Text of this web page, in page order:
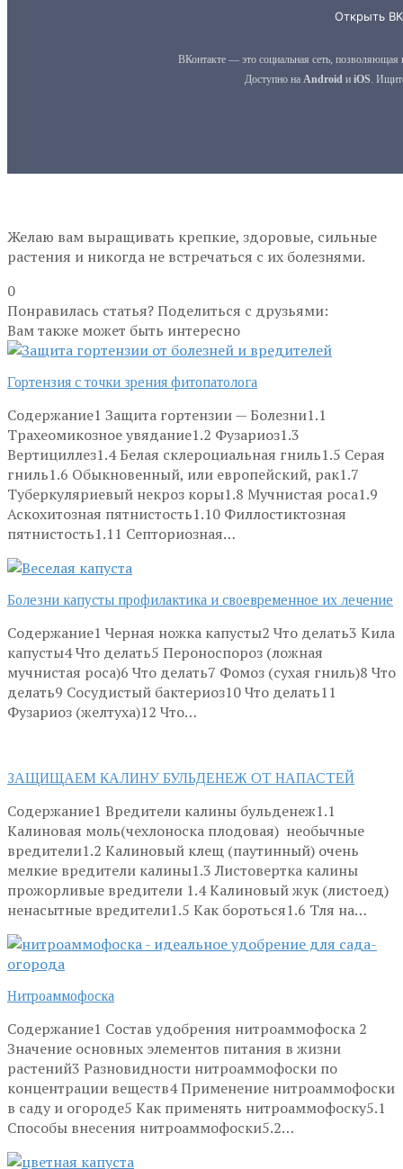
Желаю вам выращивать крепкие, здоровые, сильные
растения и никогда не встречаться с их болезнями.
0
Понравилась статья? Поделиться с друзьями:
Вам также может быть интересно
Гортензия с точки зрения фитопатолога
Содержание1 Защита гортензии — Болезни1.1
Трахеомикозное увядание1.2 Фузариоз1.3
Вертициллез1.4 Белая склероциальная гниль1.5 Серая
гниль1.6 Обыкновенный, или европейский, рак1.7
Туберкуляриевый некроз коры1.8 Мучнистая роса1.9
Аскохитозная пятнистость1.10 Филлостиктозная
пятнистость1.11 Септориозная…
Болезни капусты профилактика и своевременное их лечение
Содержание1 Черная ножка капусты2 Что делать3 Кила
капусты4 Что делать5 Пероноспороз (ложная
мучнистая роса)6 Что делать7 Фомоз (сухая гниль)8 Что
делать9 Сосудистый бактериоз10 Что делать11
Фузариоз (желтуха)12 Что…
ЗАЩИЩАЕМ КАЛИНУ БУЛЬДЕНЕЖ ОТ НАПАСТЕЙ
Содержание1 Вредители калины бульденеж1.1
Калиновая моль(чехлоноска плодовая) необычные
вредители1.2 Калиновый клещ (паутинный) очень
мелкие вредители калины1.3 Листовертка калины
прожорливые вредители 1.4 Калиновый жук (листоед)
ненасытные вредители1.5 Как бороться1.6 Тля на…
Нитроаммофоска
Содержание1 Состав удобрения нитроаммофоска 2
Значение основных элементов питания в жизни
растений3 Разновидности нитроаммофоски по
концентрации веществ4 Применение нитроаммофоски
в саду и огороде5 Как применять нитроаммофоску5.1
Способы внесения нитроаммофоски5.2…